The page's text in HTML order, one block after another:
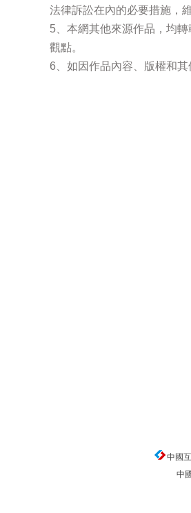
法律訴訟在內的必要措施，
5、本網其他來源作品，均
觀點。
6、如因作品內容、版權和
中國
中